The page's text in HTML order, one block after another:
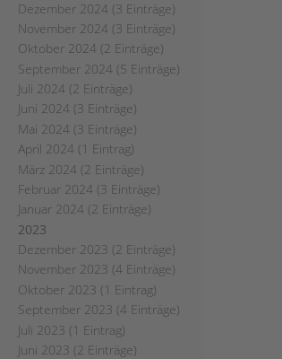
Dezember 2024 (3 Einträge)
November 2024 (3 Einträge)
Oktober 2024 (2 Einträge)
September 2024 (5 Einträge)
Juli 2024 (2 Einträge)
Juni 2024 (3 Einträge)
Mai 2024 (3 Einträge)
April 2024 (1 Eintrag)
März 2024 (2 Einträge)
Februar 2024 (3 Einträge)
Januar 2024 (2 Einträge)
2023
Dezember 2023 (2 Einträge)
November 2023 (4 Einträge)
Oktober 2023 (1 Eintrag)
September 2023 (4 Einträge)
Juli 2023 (1 Eintrag)
Juni 2023 (2 Einträge)